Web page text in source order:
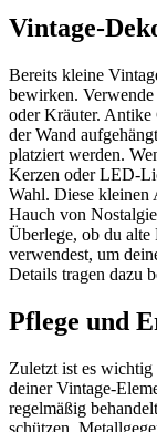
Vintage-
Bereits kleine
bewirken.
oder Kräuter. Antike
der Wand
platziert werden.
Kerzen oder LED-
Wahl. Diese kleinen
Hauch von
Überlege, ob du alte
verwendest, um
Details tragen dazu
Pflege und
Zuletzt ist es wichtig
deiner Vintage-
regelmäßig
schützen.